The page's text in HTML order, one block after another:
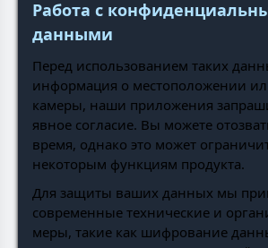
Работа с
данными
Перед использованием таких
информация о местоположении
камеры, наши приложения
явное согласие. Вы можете
время, однако это может
некоторым функциям продукта.
Для защиты ваших данных мы
современные технические и
меры, такие как шифрование